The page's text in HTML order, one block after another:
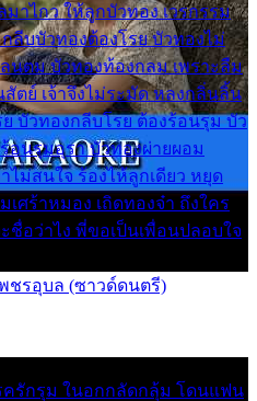
มาไกว ให้ลูกบัวทอง เวรกรรม
ลีบบัวทองต้องโรย บัวทองไม่
นตม บัวทองท้องกลม เพราะลืม
ตย์ เจ้าจึงไม่ระมัด หลงกลิ่นลิ้น
บัวทองกลีบโรย ต้องร้อนรุม บัว
นรุมอุรา บัวทองผ่ายผอม
ไม่สนใจ ร้องไห้ลูกเดียว หยุด
เศร้าหมอง เถิดทองจ๋า ถึงใคร
ะชื่อว่าไง พี่ขอเป็นเพื่อนปลอบใจ
ชรอุบล (ซาวด์ดนตรี)
ครักรุม ในอกกลัดกลุ้ม โดนแฟน